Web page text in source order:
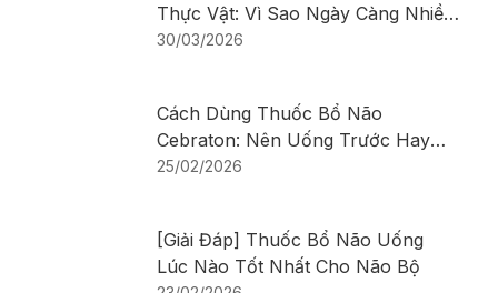
Thực Vật: Vì Sao Ngày Càng Nhiều
Người Mắc?
30/03/2026
Cách Dùng Thuốc Bổ Não
Cebraton: Nên Uống Trước Hay
Sau Bữa Ăn
25/02/2026
[Giải Đáp] Thuốc Bổ Não Uống
Lúc Nào Tốt Nhất Cho Não Bộ